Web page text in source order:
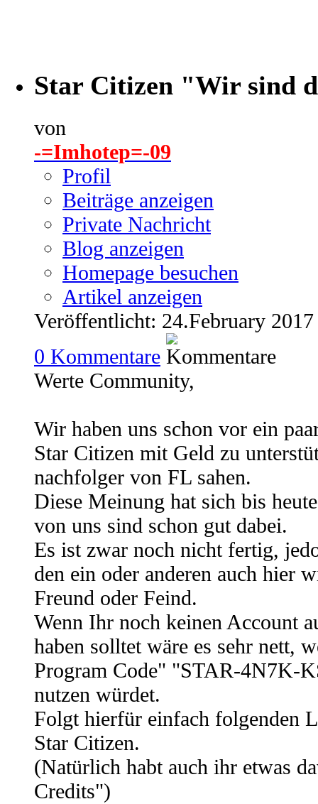
Star Citizen "Wir sind
von
-=Imhotep=-09
Profil
Beiträge anzeigen
Private Nachricht
Blog anzeigen
Homepage besuchen
Artikel anzeigen
Veröffentlicht: 24.February
0 Kommentare
Werte Community,
Wir haben uns schon vor ein
Star Citizen mit Geld zu
nachfolger von FL sahen.
Diese Meinung hat sich bis
von uns sind schon gut dabei.
Es ist zwar noch nicht fertig,
den ein oder anderen auch hier
Freund oder Feind.
Wenn Ihr noch keinen Account
haben solltet wäre es sehr nett,
Program Code" "STAR-4N7K-
nutzen würdet.
Folgt hierfür einfach folgenden
Star Citizen.
(Natürlich habt auch ihr etwas
Credits")